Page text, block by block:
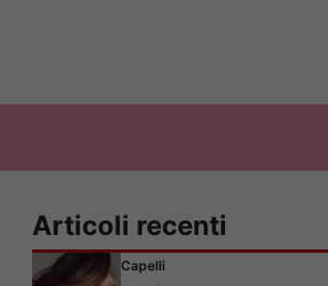
Articoli recenti
Capelli